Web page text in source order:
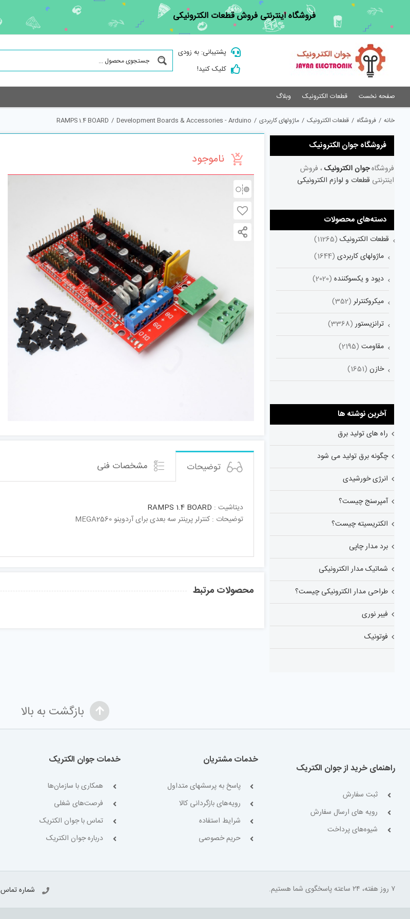
content
فروشگاه اینترنتی فروش قطعات الکترونیکی
پشتیبانی: به زودی
کلیک کنید!
صفحه نخست قطعات الکترونیک وبلاگ
خانه / فروشگاه / قطعات الکترونیک / ماژولهای کاربردی /
Development Boards & Accessories - Arduino
/
RAMPS 1.4 BOARD
ناموجود
توضیحات مشخصات فنی
دیتاشیت : RAMPS 1.4 BOARD
توضیحات : کنترلر پرینتر سه بعدی برای آردوینو MEGA2560
محصولات مرتبط
فروشگاه جوان الکترونیک
فروشگاهجوان الکترونیک ، فروش
اینترنتی قطعات و لوازم الکترونیکی
دسته‌های محصولات
قطعات الکترونیک (11265)
ماژولهای کاربردی (1644)
دیود و یکسوکننده (2020)
میکروکنترلر (352)
ترانزیستور (3368)
مقاومت (2195)
خازن (1651)
آخرین نوشته ها
راه های تولید برق
چگونه برق تولید می شود
انرژی خورشیدی
آمپرسنج چیست؟
الکتریسیته چیست؟
برد مدار چاپی
شماتیک مدار الکترونیکی
طراحی مدار الکترونیکی چیست؟
فیبر نوری
فوتونیک
بازگشت به بالا
راهنمای خرید از جوان الکتریک
ثبت سفارش
رویه های ارسال سفارش
شیوه‌های پرداخت
خدمات مشتریان
پاسخ به پرسشهای متداول
رویه‌های بازگردانی کالا
شرایط استفاده
حریم خصوصی
خدمات جوان الکتریک
همکاری با سازمان‌ها
فرصت‌های شغلی
تماس با جوان الکتریک
درباره جوان الکتریک
۷ روز هفته، ۲۴ ساعته پاسخگوی شما هستیم. شماره تماس